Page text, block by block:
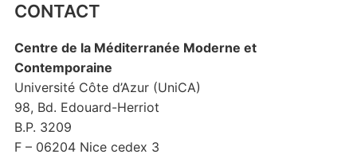
CONTACT
Centre de la Méditerranée Moderne et
Contemporaine
Université Côte d’Azur (UniCA)
98, Bd. Edouard-Herriot
B.P. 3209
F – 06204 Nice cedex 3